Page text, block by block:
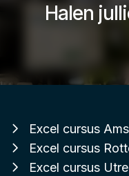
Halen
Excel cursus
Excel cursus
Excel cursus